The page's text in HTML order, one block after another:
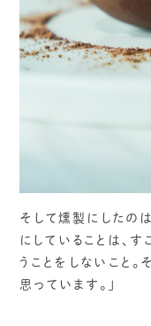
そして燻製にしたの
にしていることは、
うことをしないこと。
思っています。」